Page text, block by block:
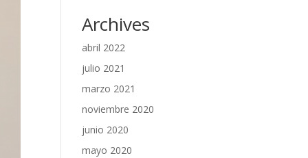
Archives
abril 2022
julio 2021
marzo 2021
noviembre 2020
junio 2020
mayo 2020